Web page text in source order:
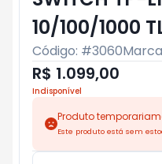
10/100/1000
Código: #3060
R$ 1.099,00
Indisponível
Produto
Este produto está sem